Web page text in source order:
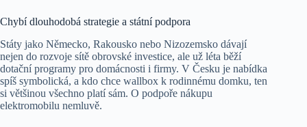
Chybí dlouhodobá strategie a státní podpora
Státy jako Německo, Rakousko nebo Nizozemsko dávají
nejen do rozvoje sítě obrovské investice, ale už léta běží
dotační programy pro domácnosti i firmy. V Česku je nabídka
spíš symbolická, a kdo chce wallbox k rodinnému domku, ten
si většinou všechno platí sám. O podpoře nákupu
elektromobilu nemluvě.